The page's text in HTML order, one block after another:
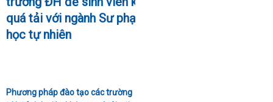
Phương pháp đào tạo các trường